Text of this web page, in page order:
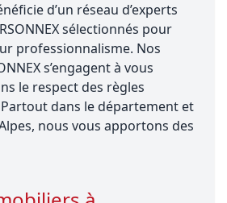
d’un réseau d’experts
sélectionnés pour
professionnalisme. Nos
s’engagent à vous
le respect des règles
dans le département et
nous vous apportons des